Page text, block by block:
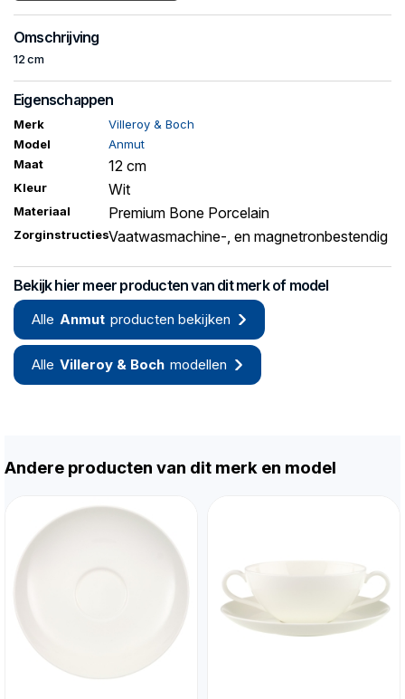
Omschrijving
12 cm
Eigenschappen
Merk
Villeroy & Boch
Model
Anmut
Maat
12 cm
Kleur Wit
Materiaal Premium Bone Porcelain
ZorginstructiesVaatwasmachine-, en magnetronbestendig
Bekijk hier meer producten van dit merk of model
Alle Anmut producten bekijken
Alle Villeroy & Boch modellen
Andere producten van dit merk en model